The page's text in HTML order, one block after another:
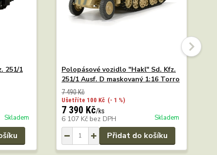
251/1
Skladem
Polopásové vozidlo "Hakl" Sd. Kfz.
251/1 Ausf. D maskovaný 1:16 Torro
7 490 Kč
Ušetříte 100 Kč (- 1 %)
7 390 Kč/ks
6 107 Kč bez DPH Skladem
Přidat do košíku